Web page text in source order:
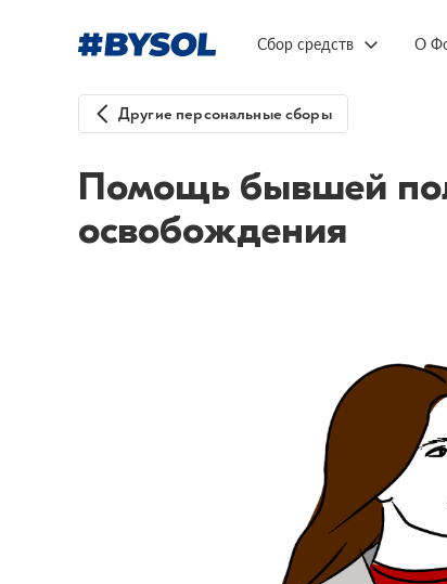
Сбор средств О
Другие персональные сборы
Помощь бывшей
освобождения